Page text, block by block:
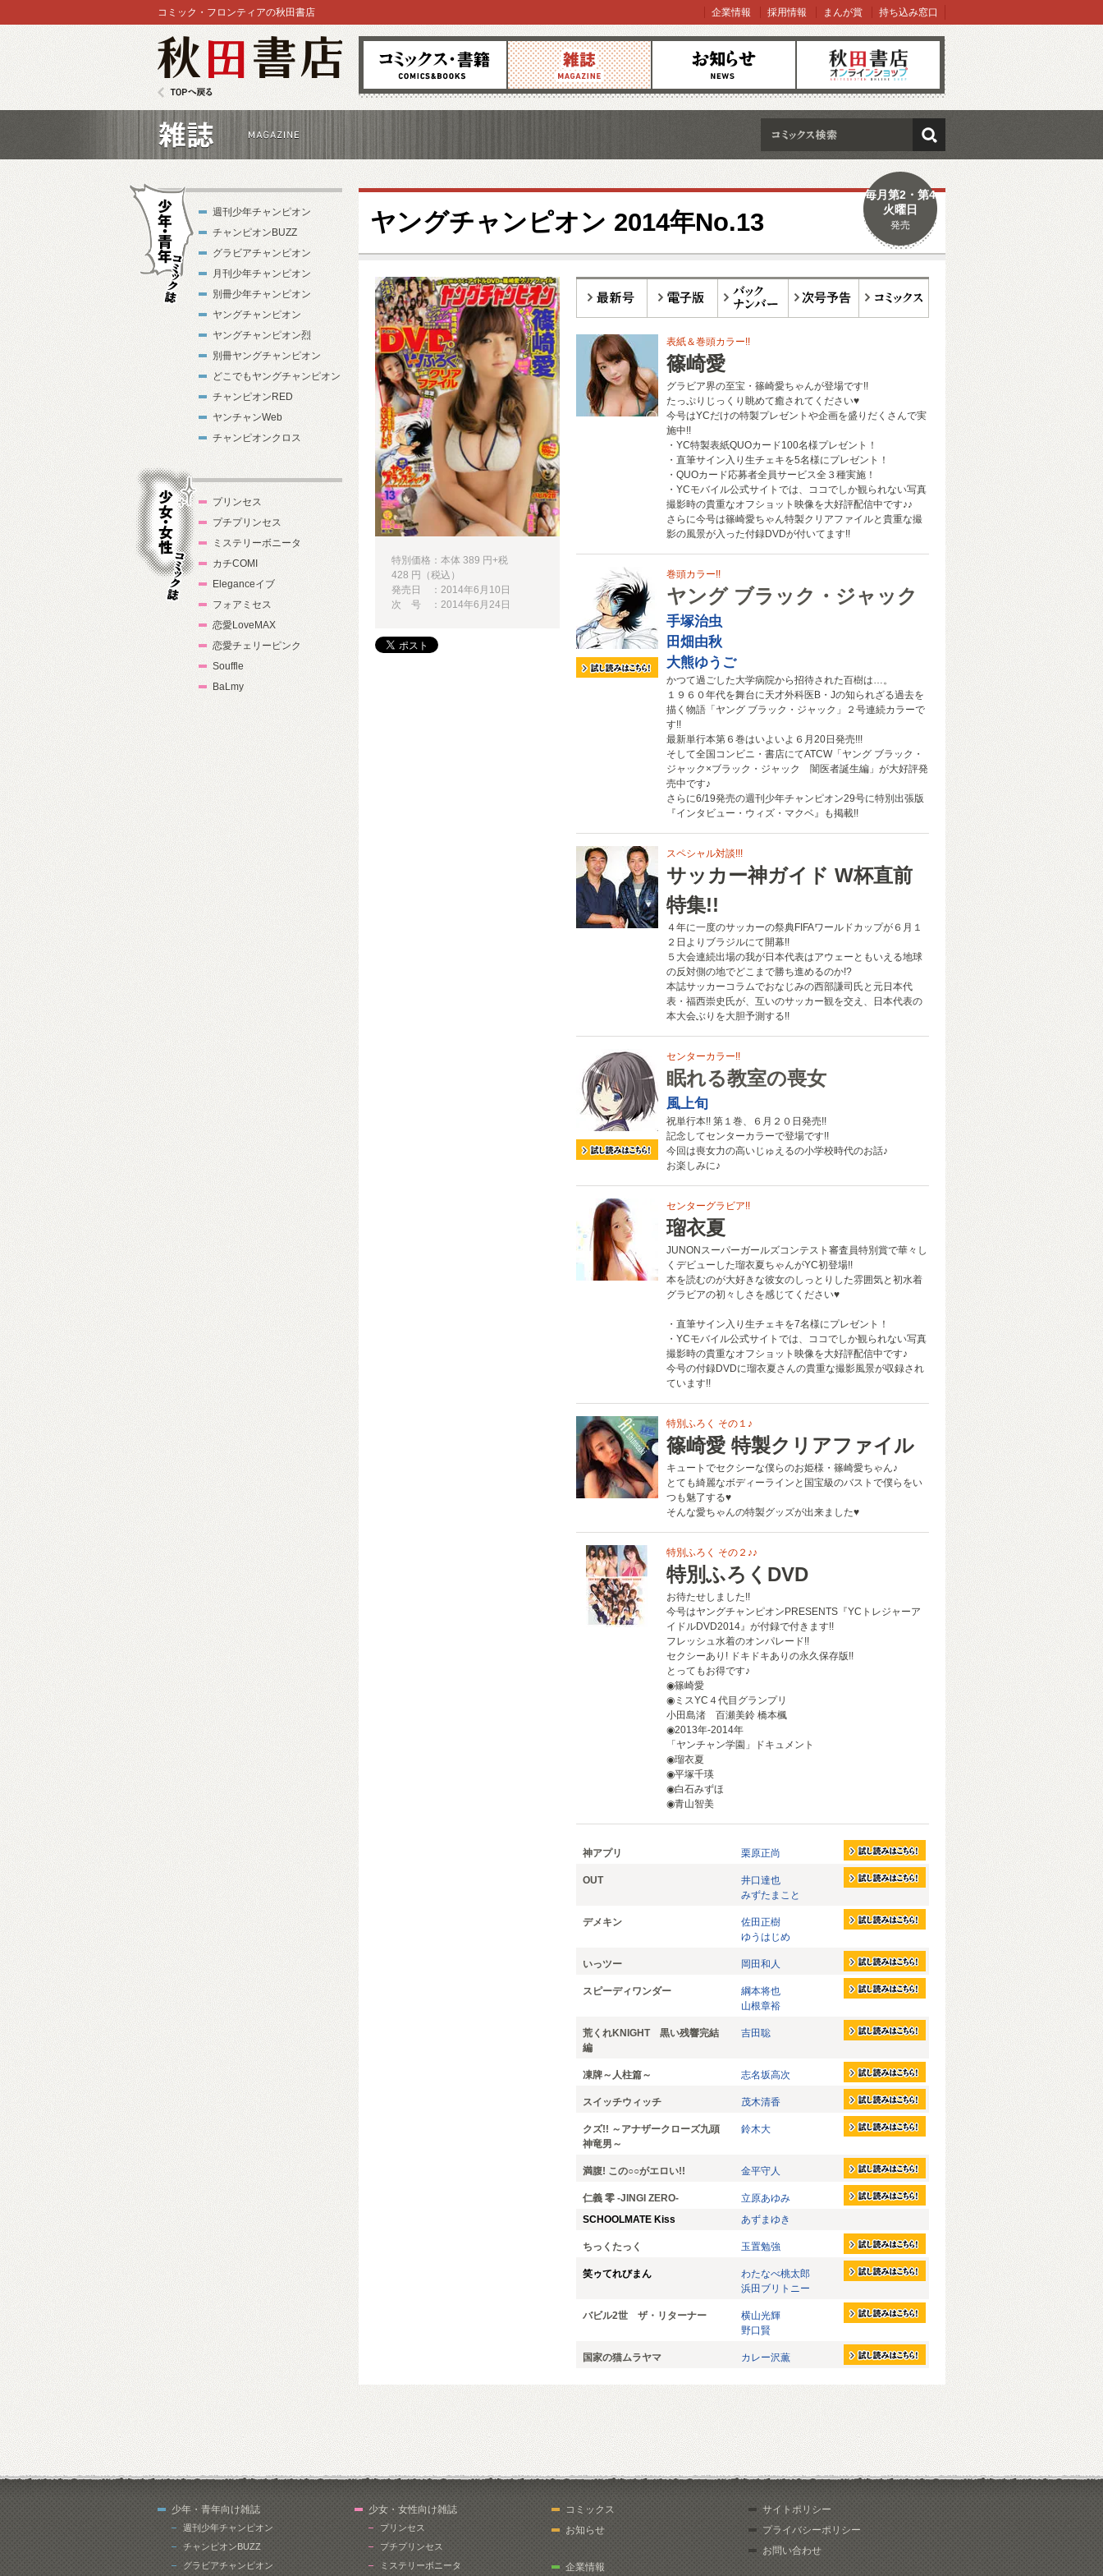
秋田書店
コミックス 雑誌 お知らせ オンラインショップ
TOPへ戻る
コミック・フロンティアの秋田書店 企業情報 採用情報 まんが賞 持ち込み窓口
検索
ヤングチャンピオン 2014年No.13
毎月第2・第4
火曜日
発売
表紙＆巻頭カラー!!
篠崎愛
グラビア界の至宝・篠崎愛ちゃんが登場です!!
たっぷりじっくり眺めて癒されてください♥
今号はYCだけの特製プレゼントや企画を盛りだくさんで実
施中!!
・YC特製表紙QUOカード100名様プレゼント！
・直筆サイン入り生チェキを5名様にプレゼント！
・QUOカード応募者全員サービス全３種実施！
・YCモバイル公式サイトでは、ココでしか観られない写真
撮影時の貴重なオフショット映像を大好評配信中です♪♪
さらに今号は篠崎愛ちゃん特製クリアファイルと貴重な撮
影の風景が入った付録DVDが付いてます!!
巻頭カラー!!
ヤング ブラック・ジャック
手塚治虫
田畑由秋
大熊ゆうご
かつて過ごした大学病院から招待された百樹は…。
１９６０年代を舞台に天才外科医B・Jの知られざる過去を
描く物語「ヤング ブラック・ジャック」２号連続カラーで
す!!
最新単行本第６巻はいよいよ６月20日発売!!!
そして全国コンビニ・書店にてATCW「ヤング ブラック・
ジャック×ブラック・ジャック 闇医者誕生編」が大好評発
売中です♪
さらに6/19発売の週刊少年チャンピオン29号に特別出張版
『インタビュー・ウィズ・マクベ』も掲載!!
スペシャル対談!!!
サッカー神ガイド W杯直前
特集!!
４年に一度のサッカーの祭典FIFAワールドカップが６月１
２日よりブラジルにて開幕!!
５大会連続出場の我が日本代表はアウェーともいえる地球
の反対側の地でどこまで勝ち進めるのか!?
本誌サッカーコラムでおなじみの西部謙司氏と元日本代
表・福西崇史氏が、互いのサッカー観を交え、日本代表の
本大会ぶりを大胆予測する!!
センターカラー!!
眠れる教室の喪女
風上旬
祝単行本!! 第１巻、６月２０日発売!!
記念してセンターカラーで登場です!!
今回は喪女力の高いじゅえるの小学校時代のお話♪
お楽しみに♪
センターグラビア!!
瑠衣夏
JUNONスーパーガールズコンテスト審査員特別賞で華々し
くデビューした瑠衣夏ちゃんがYC初登場!!
本を読むのが大好きな彼女のしっとりした雰囲気と初水着
グラビアの初々しさを感じてください♥
・直筆サイン入り生チェキを7名様にプレゼント！
・YCモバイル公式サイトでは、ココでしか観られない写真
撮影時の貴重なオフショット映像を大好評配信中です♪
今号の付録DVDに瑠衣夏さんの貴重な撮影風景が収録され
ています!!
特別ふろく その１♪
篠崎愛 特製クリアファイル
キュートでセクシーな僕らのお姫様・篠崎愛ちゃん♪
とても綺麗なボディーラインと国宝級のバストで僕らをい
つも魅了する♥
そんな愛ちゃんの特製グッズが出来ました♥
特別ふろく その２♪♪
特別ふろくDVD
お待たせしました!!
今号はヤングチャンピオンPRESENTS『YCトレジャーア
イドルDVD2014』が付録で付きます!!
フレッシュ水着のオンパレード!!
セクシーあり! ドキドキありの永久保存版!!
とってもお得です♪
◉篠崎愛
◉ミスYC４代目グランプリ
小田島渚 百瀬美鈴 橋本楓
◉2013年-2014年
「ヤンチャン学園」ドキュメント
◉瑠衣夏
◉平塚千瑛
◉白石みずほ
◉青山智美
神アプリ 栗原正尚
OUT
井口達也
みずたまこと
デメキン
佐田正樹
ゆうはじめ
いっツー 岡田和人
スピーディワンダー
綱本将也
山根章裕
荒くれKNIGHT 黒い残響完結
編
吉田聡
凍牌～人柱篇～ 志名坂高次
スイッチウィッチ 茂木清香
クズ!! ～アナザークローズ九頭
神竜男～
鈴木大
満腹! この○○がエロい!! 金平守人
仁義 零 -JINGI ZERO-
立原あゆみ
SCHOOLMATE Kiss
あずまゆき
ちっくたっく 玉置勉強
笑ゥてれびまん
わたなべ桃太郎
浜田ブリトニー
バビル2世 ザ・リターナー
横山光輝
野口賢
国家の猫ムラヤマ カレー沢薫
特別価格：本体 389 円+税
428 円（税込）
発売日 ：2014年6月10日
次 号 ：2014年6月24日
少年・青年コ
ミック誌
週刊少年チャンピオン
チャンピオンBUZZ
グラビアチャンピオン
月刊少年チャンピオン
別冊少年チャンピオン
ヤングチャンピオン
ヤングチャンピオン烈
別冊ヤングチャンピオン
どこでもヤングチャンピオン
チャンピオンRED
ヤンチャンWeb
チャンピオンクロス
プリンセス
プチプリンセス
ミステリーボニータ
カチCOMI
Eleganceイブ
フォアミセス
恋愛LoveMAX
恋愛チェリーピンク
Souffle
BaLmy
少年・青年向け雑誌
週刊少年チャンピオン
チャンピオンBUZZ
グラビアチャンピオン
少女・女性向け雑誌
プリンセス
プチプリンセス
ミステリーボニータ
コミックス
お知らせ
企業情報
サイトポリシー
プライバシーポリシー
お問い合わせ